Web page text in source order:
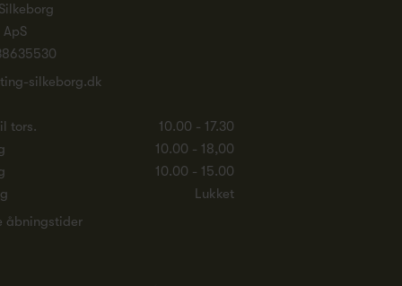
silkeborg.dk
tors.
10.00 - 17.30
10.00 - 18,00
10.00 - 15.00
Lukket
åbningstider